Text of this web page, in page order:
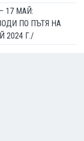
17 МАЙ:
ПО ПЪТЯ НА
2024 Г./